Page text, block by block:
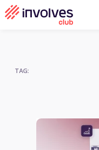
TAG: